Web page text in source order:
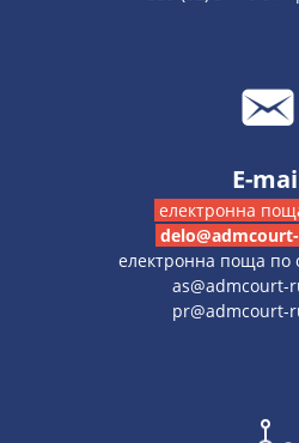
E-
електронна
електронна поща
as@admcourt-
pr@admcourt-